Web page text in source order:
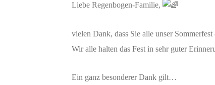
Liebe Regenbogen-Familie,
vielen Dank, dass Sie alle unser
Wir alle halten das Fest in sehr guter
Ein ganz besonderer Dank gilt…